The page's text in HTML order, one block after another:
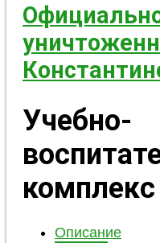
Учебно-
Описание